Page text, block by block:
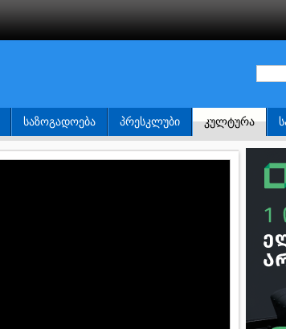
ᲡᲐᲖᲝᲒᲐᲓᲝᲔᲑᲐ ᲞᲠᲔᲡᲙᲚᲣᲑᲘ ᲙᲣᲚᲢᲣᲠᲐ